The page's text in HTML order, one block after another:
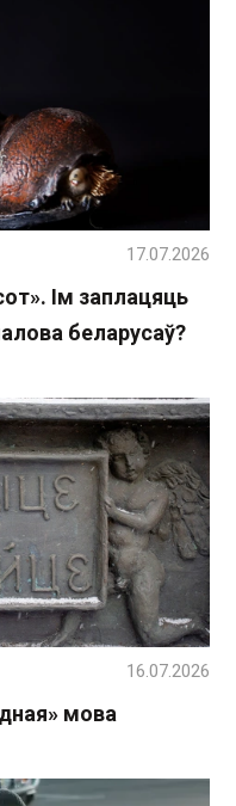
Ім заплацяць
беларусаў?
17.07.2026
мова
16.07.2026